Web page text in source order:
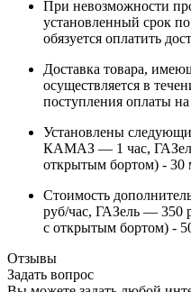
При невозможности
установленный срок по
обязуется оплатить
Доставка товара,
осуществляется в
поступления оплаты
Установлены
КАМАЗ — 1 час,
открытым бортом) - 30
Стоимость
руб/час, ГАЗель — 350
с открытым бортом) -
Отзывы
Задать вопрос